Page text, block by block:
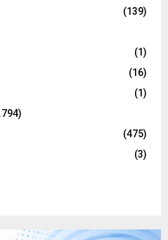
(139)
(1)
(16)
(1)
(475)
(3)